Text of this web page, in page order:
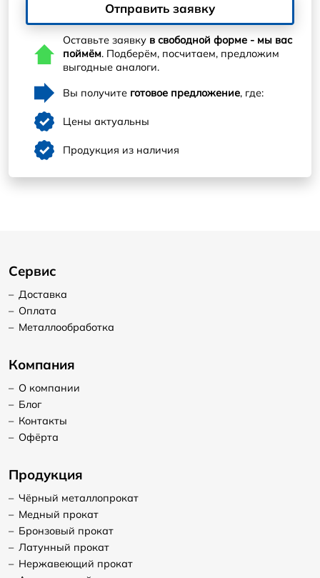
Отправить заявку
Оставьте заявку в свободной форме - мы вас
поймём. Подберём, посчитаем, предложим
выгодные аналоги.
Вы получите готовое предложение, где:
Цены актуальны
Продукция из наличия
Сервис
– Доставка
– Оплата
– Металлообработка
Компания
– О компании
– Блог
– Контакты
– Офёрта
Продукция
– Чёрный металлопрокат
– Медный прокат
– Бронзовый прокат
– Латунный прокат
– Нержавеющий прокат